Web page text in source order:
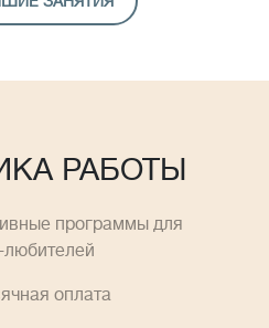
РАБОТЫ
программы для
любителей
оплатa